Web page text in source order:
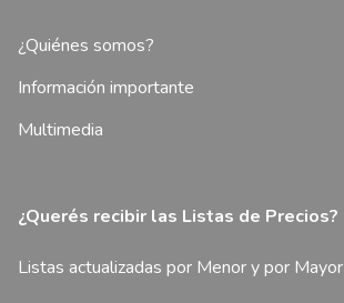
¿Quiénes somos?
Información importante
Multimedia
¿Querés recibir las Listas de Precios?
Listas actualizadas por Menor y por Mayor